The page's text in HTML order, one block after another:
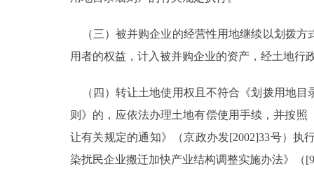
（三）被并购企业的经营性用地继续以划拨方
用者的权益，计入被并购企业的资产，经土地行
（四）转让土地使用权且不符合《划拨用地目
则》的，应依法办理土地有偿使用手续，并按
让有关规定的通知》（京政办发[2002]33号）
染扰民企业搬迁加快产业结构调整实施办法》（